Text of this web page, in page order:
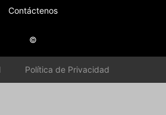
Contáctenos
©
Política de Privacidad